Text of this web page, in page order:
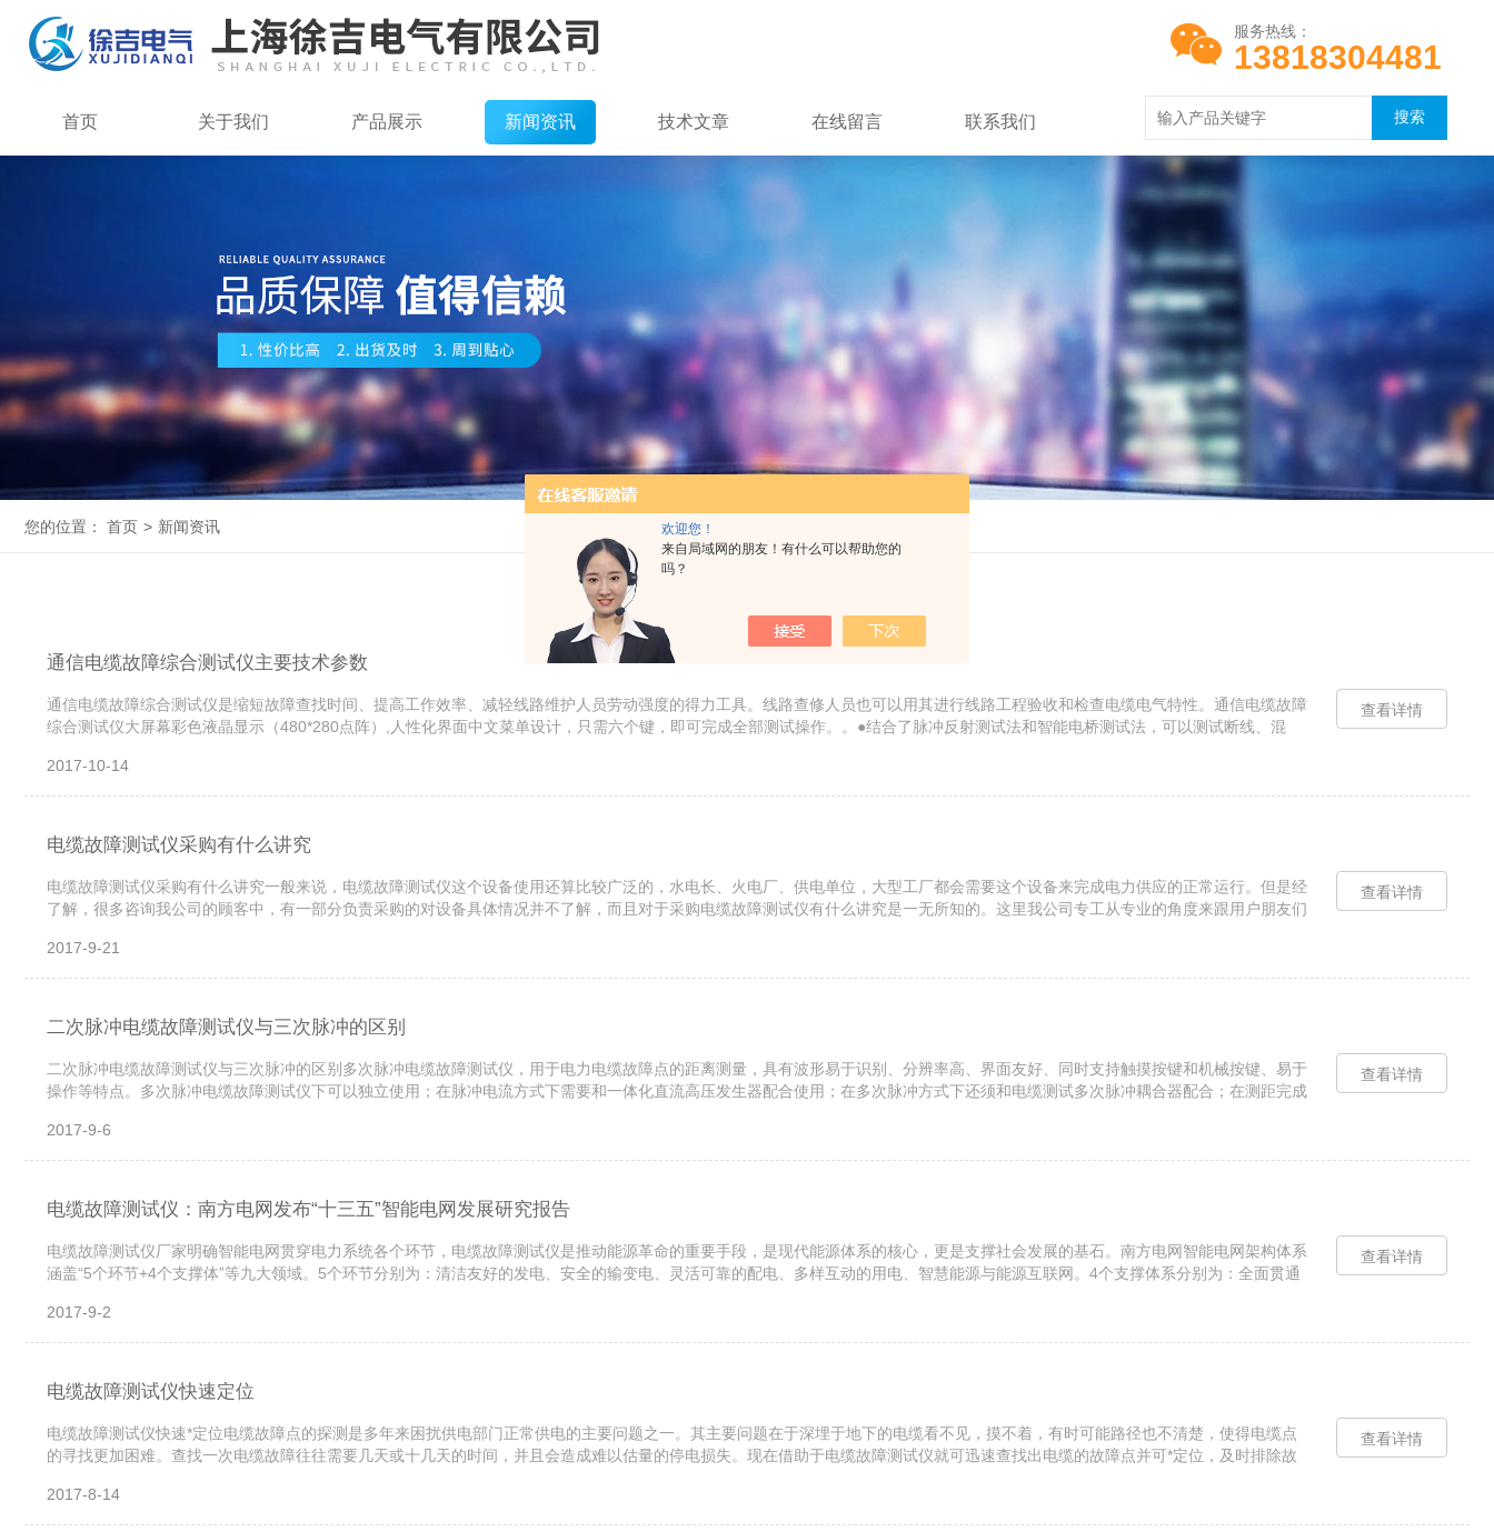
欢迎您！
来自局域网的朋友！有什么可以帮助您的
吗？
服务热线：
13818304481
首页 关于我们 产品展示 新闻资讯 技术文章 在线留言 联系我们
您的位置： 首页 > 新闻资讯
通信电缆故障综合测试仪主要技术参数
通信电缆故障综合测试仪是缩短故障查找时间、提高工作效率、减轻线路维护人员劳动强度的得力工具。线路查修人员也可以用其进行线路工程验收和检查电缆电气特性。通信电缆故障
综合测试仪大屏幕彩色液晶显示（480*280点阵）,人性化界面中文菜单设计，只需六个键，即可完成全部测试操作。。●结合了脉冲反射测试法和智能电桥测试法，可以测试断线、混
2017-10-14
查看详情
电缆故障测试仪采购有什么讲究
电缆故障测试仪采购有什么讲究一般来说，电缆故障测试仪这个设备使用还算比较广泛的，水电长、火电厂、供电单位，大型工厂都会需要这个设备来完成电力供应的正常运行。但是经
了解，很多咨询我公司的顾客中，有一部分负责采购的对设备具体情况并不了解，而且对于采购电缆故障测试仪有什么讲究是一无所知的。这里我公司专工从专业的角度来跟用户朋友们
2017-9-21
查看详情
二次脉冲电缆故障测试仪与三次脉冲的区别
二次脉冲电缆故障测试仪与三次脉冲的区别多次脉冲电缆故障测试仪，用于电力电缆故障点的距离测量，具有波形易于识别、分辨率高、界面友好、同时支持触摸按键和机械按键、易于
操作等特点。多次脉冲电缆故障测试仪下可以独立使用；在脉冲电流方式下需要和一体化直流高压发生器配合使用；在多次脉冲方式下还须和电缆测试多次脉冲耦合器配合；在测距完成
2017-9-6
查看详情
电缆故障测试仪：南方电网发布“十三五”智能电网发展研究报告
电缆故障测试仪厂家明确智能电网贯穿电力系统各个环节，电缆故障测试仪是推动能源革命的重要手段，是现代能源体系的核心，更是支撑社会发展的基石。南方电网智能电网架构体系
涵盖“5个环节+4个支撑体”等九大领域。5个环节分别为：清洁友好的发电、安全的输变电、灵活可靠的配电、多样互动的用电、智慧能源与能源互联网。4个支撑体系分别为：全面贯通
2017-9-2
查看详情
电缆故障测试仪快速定位
电缆故障测试仪快速*定位电缆故障点的探测是多年来困扰供电部门正常供电的主要问题之一。其主要问题在于深埋于地下的电缆看不见，摸不着，有时可能路径也不清楚，使得电缆点
的寻找更加困难。查找一次电缆故障往往需要几天或十几天的时间，并且会造成难以估量的停电损失。现在借助于电缆故障测试仪就可迅速查找出电缆的故障点并可*定位，及时排除故
2017-8-14
查看详情